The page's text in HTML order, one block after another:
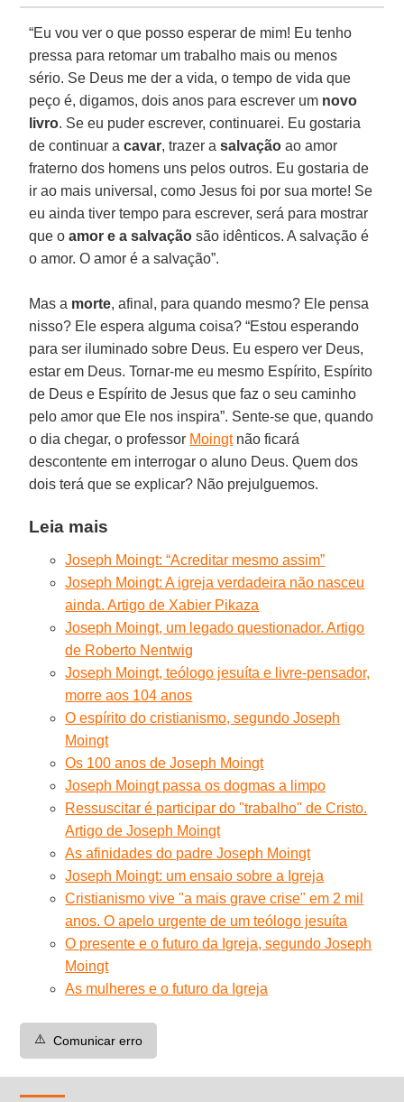
“Eu vou ver o que posso esperar de mim! Eu tenho
pressa para retomar um trabalho mais ou menos
sério. Se Deus me der a vida, o tempo de vida que
peço é, digamos, dois anos para escrever um novo
livro. Se eu puder escrever, continuarei. Eu gostaria
de continuar acavar, trazer asalvação ao amor
fraterno dos homens uns pelos outros. Eu gostaria de
ir ao mais universal, como Jesus foi por sua morte! Se
eu ainda tiver tempo para escrever, será para mostrar
que oamor e a salvação são idênticos. A salvação é
o amor. O amor é a salvação”.
Mas a morte, afinal, para quando mesmo? Ele pensa
nisso? Ele espera alguma coisa? “Estou esperando
para ser iluminado sobre Deus. Eu espero ver Deus,
estar em Deus. Tornar-me eu mesmo Espírito, Espírito
de Deus e Espírito de Jesus que faz o seu caminho
pelo amor que Ele nos inspira”. Sente-se que, quando
o dia chegar, o professor Moingtnão ficará
descontente em interrogar o aluno Deus. Quem dos
dois terá que se explicar? Não prejulguemos.
Leia mais
Joseph Moingt: “Acreditar mesmo assim”
Joseph Moingt: A igreja verdadeira não nasceu
ainda. Artigo de Xabier Pikaza
Joseph Moingt, um legado questionador. Artigo
de Roberto Nentwig
Joseph Moingt, teólogo jesuíta e livre-pensador,
morre aos 104 anos
O espírito do cristianismo, segundo Joseph
Moingt
Os 100 anos de Joseph Moingt
Joseph Moingt passa os dogmas a limpo
Ressuscitar é participar do ''trabalho'' de Cristo.
Artigo de Joseph Moingt
As afinidades do padre Joseph Moingt
Joseph Moingt: um ensaio sobre a Igreja
Cristianismo vive "a mais grave crise" em 2 mil
anos. O apelo urgente de um teólogo jesuíta
O presente e o futuro da Igreja, segundo Joseph
Moingt
As mulheres e o futuro da Igreja
⚠️ Comunicar erro